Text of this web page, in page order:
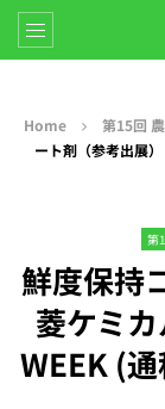
Home 第15回
ート剤（参考出展
第
鮮度保持
菱ケミ
WEEK (